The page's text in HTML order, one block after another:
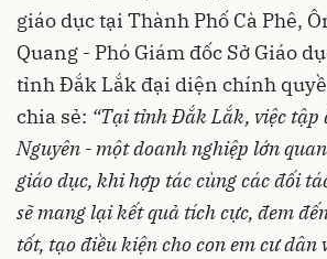
giáo dục tại Thành Phố Cà Phê,
Quang - Phó Giám đốc Sở Giáo
tỉnh Đắk Lắk đại diện chính
chia sẻ: “Tại tỉnh Đắk Lắk, việc tập
Nguyên - một doanh nghiệp lớn
giáo dục, khi hợp tác cùng các đối
sẽ mang lại kết quả tích cực, đem
tốt, tạo điều kiện cho con em cư dân